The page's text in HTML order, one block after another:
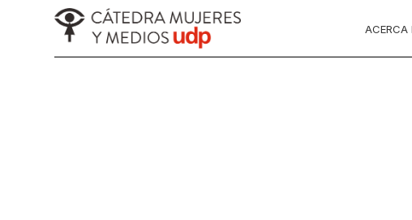
ACERCA